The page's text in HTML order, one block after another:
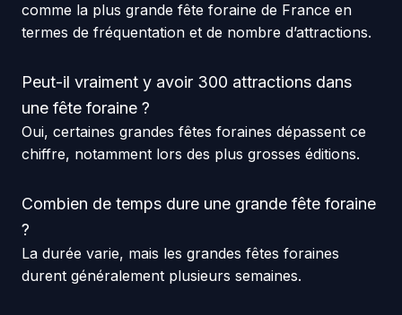
comme la plus grande fête foraine de France en
termes de fréquentation et de nombre d’attractions.
Peut-il vraiment y avoir 300 attractions dans
une fête foraine ?
Oui, certaines grandes fêtes foraines dépassent ce
chiffre, notamment lors des plus grosses éditions.
Combien de temps dure une grande fête foraine
?
La durée varie, mais les grandes fêtes foraines
durent généralement plusieurs semaines.